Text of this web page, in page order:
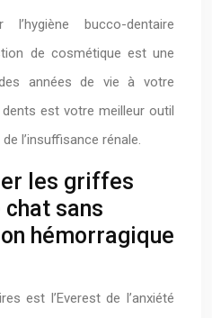
bucco-dentaire
de cosmétique est une
années de vie à votre
est votre meilleur outil
l’insuffisance rénale.
les griffes
sans
hémorragique
est l’Everest de l’anxiété